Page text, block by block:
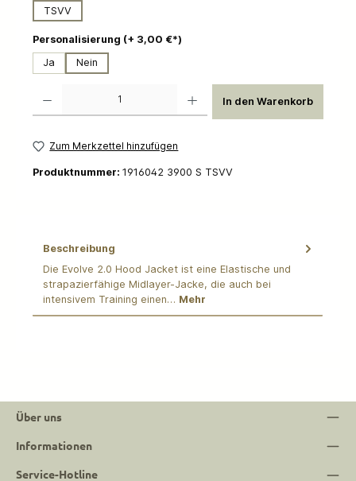
TSVV
Personalisierung (+ 3,00 €*)
Ja
Nein
In den Warenkorb
Zum Merkzettel hinzufügen
Produktnummer: 1916042 3900 S TSVV
Beschreibung
Die Evolve 2.0 Hood Jacket ist eine Elastische und
strapazierfähige Midlayer-Jacke, die auch bei
intensivem Training einen… Mehr
Über uns
Informationen
Service-Hotline